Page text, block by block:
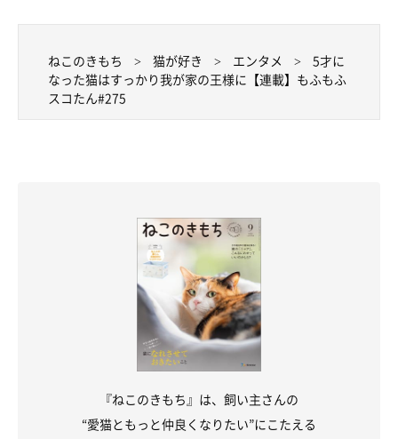
ねこのきもち 猫が好き エンタメ
5才に
なった猫はすっかり我が家の王様に【連載】もふもふ
スコたん#275
『ねこのきもち』は、飼い主さんの
“愛猫ともっと仲良くなりたい”にこたえる